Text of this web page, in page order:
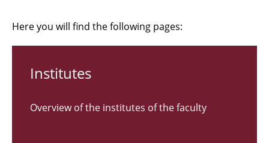
Labs
Here you will find the following pages:
Institutes
Overview of the institutes of the faculty